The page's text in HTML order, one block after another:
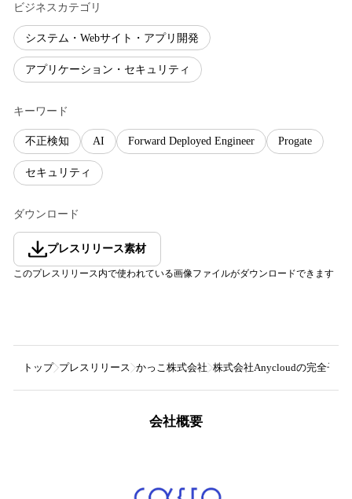
ビジネスカテゴリ
システム・Webサイト・アプリ開発
アプリケーション・セキュリティ
キーワード
不正検知 AI Forward Deployed Engineer Progate
セキュリティ
ダウンロード
プレスリリース素材
このプレスリリース内で使われている画像ファイルがダウンロードできます
トップ プレスリリース かっこ株式会社 株式会社Anycloudの完全子会
会社概要